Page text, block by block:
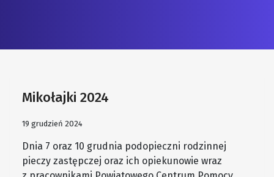
Mikołajki 2024
19 grudzień 2024
Dnia 7 oraz 10 grudnia podopieczni rodzinnej
pieczy zastępczej oraz ich opiekunowie wraz